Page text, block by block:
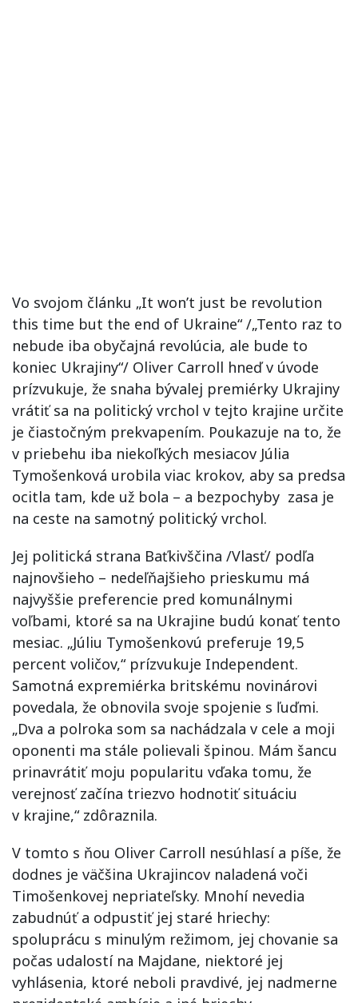
Vo svojom článku „It won’t just be revolution
this time but the end of Ukraine“ /„Tento raz to
nebude iba obyčajná revolúcia, ale bude to
koniec Ukrajiny“/ Oliver Carroll hneď v úvode
prízvukuje, že snaha bývalej premiérky Ukrajiny
vrátiť sa na politický vrchol v tejto krajine určite
je čiastočným prekvapením. Poukazuje na to, že
v priebehu iba niekoľkých mesiacov Júlia
Tymošenková urobila viac krokov, aby sa predsa
ocitla tam, kde už bola – a bezpochyby zasa je
na ceste na samotný politický vrchol.
Jej politická strana Baťkivščina /Vlasť/ podľa
najnovšieho – nedeľňajšieho prieskumu má
najvyššie preferencie pred komunálnymi
voľbami, ktoré sa na Ukrajine budú konať tento
mesiac. „Júliu Tymošenkovú preferuje 19,5
percent voličov,“ prízvukuje Independent.
Samotná expremiérka britskému novinárovi
povedala, že obnovila svoje spojenie s ľuďmi.
„Dva a polroka som sa nachádzala v cele a moji
oponenti ma stále polievali špinou. Mám šancu
prinavrátiť moju popularitu vďaka tomu, že
verejnosť začína triezvo hodnotiť situáciu
v krajine,“ zdôraznila.
V tomto s ňou Oliver Carroll nesúhlasí a píše, že
dodnes je väčšina Ukrajincov naladená voči
Timošenkovej nepriateľsky. Mnohí nevedia
zabudnúť a odpustiť jej staré hriechy:
spoluprácu s minulým režimom, jej chovanie sa
počas udalostí na Majdane, niektoré jej
vyhlásenia, ktoré neboli pravdivé, jej nadmerne